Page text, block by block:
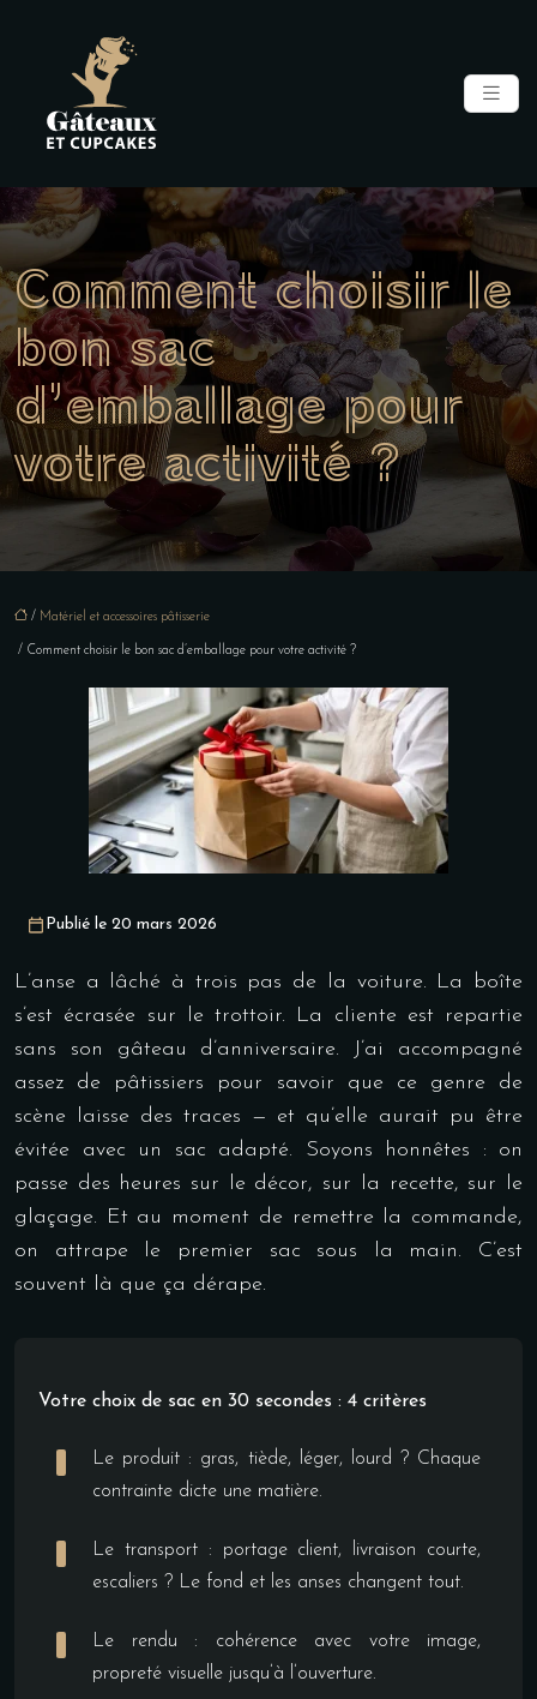
Comment choisir le
bon sac
d’emballage pour
votre activité ?
/ Matériel et accessoires pâtisserie
/ Comment choisir le bon sac d’emballage pour votre activité ?
Publié le 20 mars 2026
L’anse a lâché à trois pas de la voiture. La boîte
s’est écrasée sur le trottoir. La cliente est repartie
sans son gâteau d’anniversaire. J’ai accompagné
assez de pâtissiers pour savoir que ce genre de
scène laisse des traces — et qu’elle aurait pu être
évitée avec un sac adapté. Soyons honnêtes : on
passe des heures sur le décor, sur la recette, sur le
glaçage. Et au moment de remettre la commande,
on attrape le premier sac sous la main. C’est
souvent là que ça dérape.
Votre choix de sac en 30 secondes : 4 critères
Le produit : gras, tiède, léger, lourd ? Chaque
contrainte dicte une matière.
Le transport : portage client, livraison courte,
escaliers ? Le fond et les anses changent tout.
Le rendu : cohérence avec votre image,
propreté visuelle jusqu’à l’ouverture.